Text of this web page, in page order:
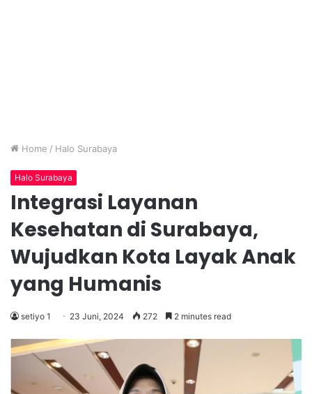
Home / Halo Surabaya
Halo Surabaya
Integrasi Layanan
Kesehatan di Surabaya,
Wujudkan Kota Layak Anak
yang Humanis
setiyo 1 23 Juni, 2024 272 2 minutes read